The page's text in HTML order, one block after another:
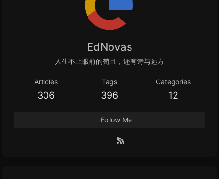
EdNovas
人生不止眼前的苟且，还有诗与远方
Articles
306
Tags
396
Categories
12
Follow Me